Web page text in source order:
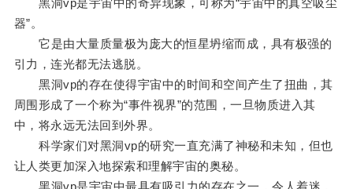
黑洞vp是宇宙中的奇异现象，可称为“宇宙中的真空吸尘
器”。
它是由大量质量极为庞大的恒星坍缩而成，具有极强的
引力，连光都无法逃脱。
黑洞vp的存在使得宇宙中的时间和空间产生了扭曲，其
周围形成了一个称为“事件视界”的范围，一旦物质进入其
中，将永远无法回到外界。
科学家们对黑洞vp的研究一直充满了神秘和未知，但也
让人类更加深入地探索和理解宇宙的奥秘。